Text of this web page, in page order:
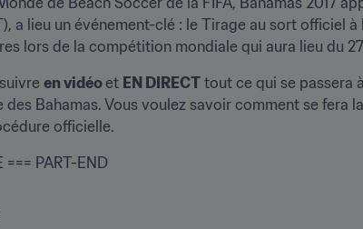
a lieu un événement-clé : le Tirage au sort officiel
lors de la compétition mondiale qui aura lieu du
en vidéo et EN DIRECT tout ce qui se passera
Bahamas. Vous voulez savoir comment se fera
officielle.
=== PART-END